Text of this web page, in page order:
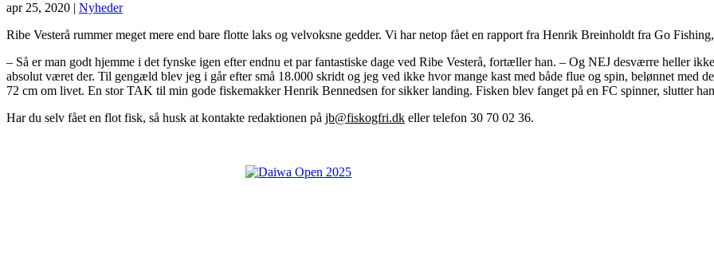
apr 25, 2020 | Nyheder
Ribe Vesterå rummer meget mere end bare flotte laks og velvoksne gedder. Vi har netop fået en rapport fra Henrik Breinholdt fra Go
– Så er man godt hjemme i det fynske igen efter endnu et par fantastiske dage ved Ribe Vesterå, fortæller han. – Og NEJ desværre heller
absolut været der. Til gengæld blev jeg i går efter små 18.000 skridt og jeg ved ikke hvor mange kast med både flue og spin, belønnet med
72 cm om livet. En stor TAK til min gode fiskemakker Henrik Bennedsen for sikker landing. Fisken blev fanget på en FC spinner, slutter
Har du selv fået en flot fisk, så husk at kontakte redaktionen på jb@fiskogfri.dk eller telefon 30 70 02 36.